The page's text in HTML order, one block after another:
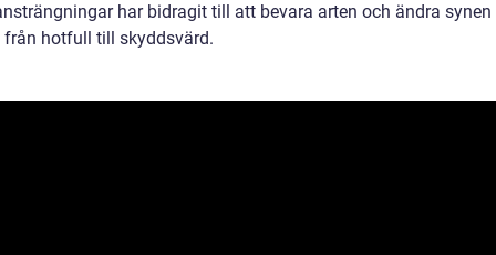
har bidragit till att bevara arten och ändra synen
från hotfull till skyddsvärd.